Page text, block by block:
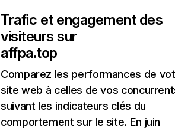
Trafic et engagement des
visiteurs sur
affpa.top
Comparez les performances de
site web à celles de vos
suivant les indicateurs clés du
comportement sur le site. En juin